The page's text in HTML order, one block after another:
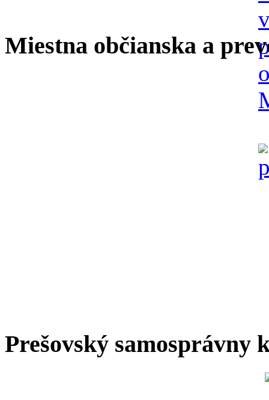
Miestna občianska a
Prešovský samosprávny